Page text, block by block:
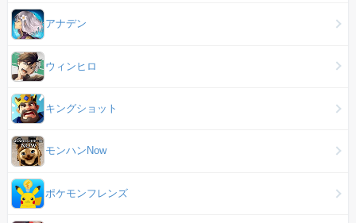
アナデン
ウィンヒロ
キングショット
モンハンNow
ポケモンフレンズ